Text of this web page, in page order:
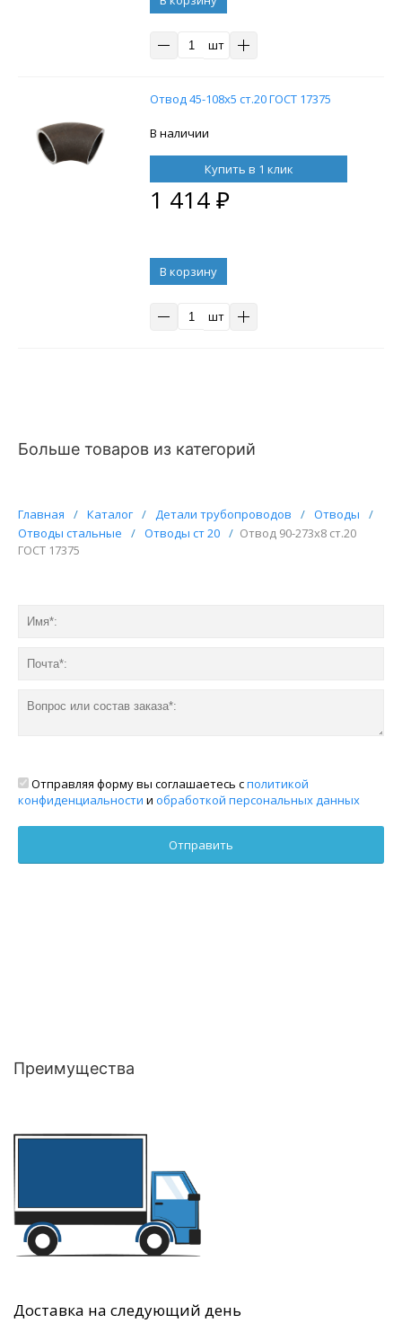
шт
Отвод 45-108х5 ст.20 ГОСТ 17375
В наличии
Купить в 1 клик
1 414₽
В корзину
шт
Больше товаров из категорий
Главная / Каталог / Детали трубопроводов / Отводы
/
Отводы стальные
/ Отводы ст 20 / Отвод 90-273х8 ст.20
ГОСТ 17375
Отправляя форму вы соглашаетесь сполитикой
конфиденциальности и обработкой персональных данных
Преимущества
Доставка на следующий день